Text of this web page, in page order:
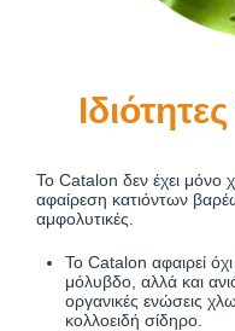
Το Catalon δεν έχει μόνο
αφαίρεση κατιόντων
αμφολυτικές.
Το Catalon αφαιρεί
μόλυβδο, αλλά και
οργανικές ενώσεις
κολλοειδή σίδηρο.